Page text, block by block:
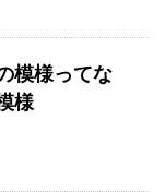
模様ってな
様